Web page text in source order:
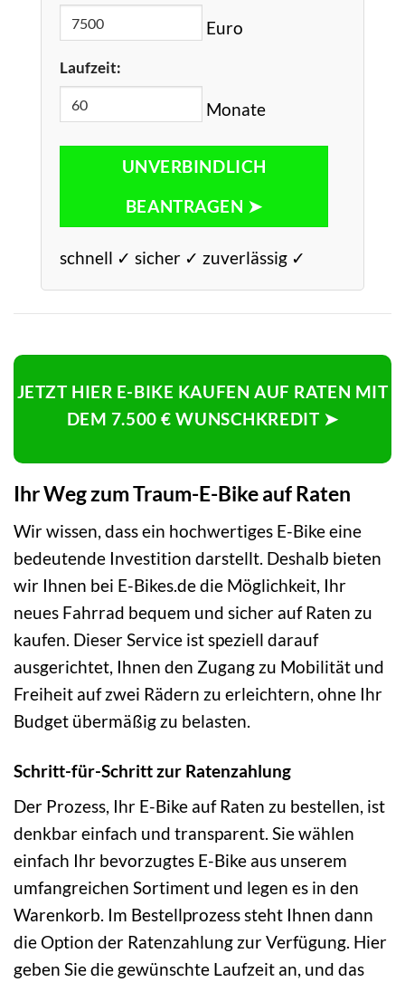
Euro
Laufzeit:
Monate
UNVERBINDLICH
BEANTRAGEN ➤
schnell ✓ sicher ✓ zuverlässig ✓
JETZT HIER E-BIKE KAUFEN AUF RATEN MIT
DEM 7.500 € WUNSCHKREDIT ➤
Ihr Weg zum Traum-E-Bike auf Raten
Wir wissen, dass ein hochwertiges E-Bike eine
bedeutende Investition darstellt. Deshalb bieten
wir Ihnen bei E-Bikes.de die Möglichkeit, Ihr
neues Fahrrad bequem und sicher auf Raten zu
kaufen. Dieser Service ist speziell darauf
ausgerichtet, Ihnen den Zugang zu Mobilität und
Freiheit auf zwei Rädern zu erleichtern, ohne Ihr
Budget übermäßig zu belasten.
Schritt-für-Schritt zur Ratenzahlung
Der Prozess, Ihr E-Bike auf Raten zu bestellen, ist
denkbar einfach und transparent. Sie wählen
einfach Ihr bevorzugtes E-Bike aus unserem
umfangreichen Sortiment und legen es in den
Warenkorb. Im Bestellprozess steht Ihnen dann
die Option der Ratenzahlung zur Verfügung. Hier
geben Sie die gewünschte Laufzeit an, und das